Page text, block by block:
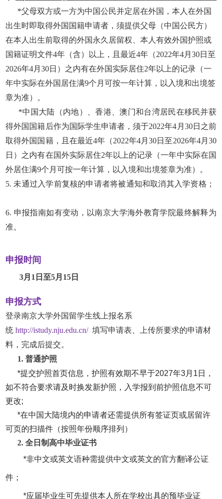
*父母双方或一方为中国公民并定居在外国，本人在外国
出生时即取得外国国籍申请者，须提供父母（中国公民方）
在本人出生前取得的外国永久居留权、本人有效外国护照或
国籍证明文件4年（含）以上，且最近4年（2022年4月30日至
2026年4月30日）之内有在外国实际居住2年以上的记录（一
年中实际在外国居住满9个月可按一年计算，以入境和出境签
章为准）。
*中国大陆（内地）、香港、澳门和台湾居民在移民并获
得外国国籍后作为国际学生申请者，须于2022年4月30日之前
取得外国国籍，且在最近4年（2022年4月30日至2026年4月30
日）之内有在国外实际居住2年以上的记录（一年中实际在国
外居住满9个月可按一年计算，以入境和出境签章为准）。
5. 未通过入学前复核的申请者将被通知和取消其入学资格；
6. 申报指南如有变动，以南京大学海外教育学院最终解释为
准。
申报时间
3月1日至5月15日
申报方式
登录南京大学外国留学生线上报名系
统http://istudy.nju.edu.cn/ 填写申请表、上传所要求的申请材
料，完成后提交。
1. 普通护照
*提交护照首页信息，护照有效期不早于2027年3月1日，
如不符合要求请及时换发新护照，入学报到前护照信息不可
更改;
*在中国大陆境内的申请者还需提供所有签证页或居留许
可页的扫描件（按照年份顺序排列）
2. 全日制高中毕业证书
*非中文或英文语种需提供中文或英文的官方翻译公证
件；
*应届毕业生可先提供本人所在学校出具的预毕业证